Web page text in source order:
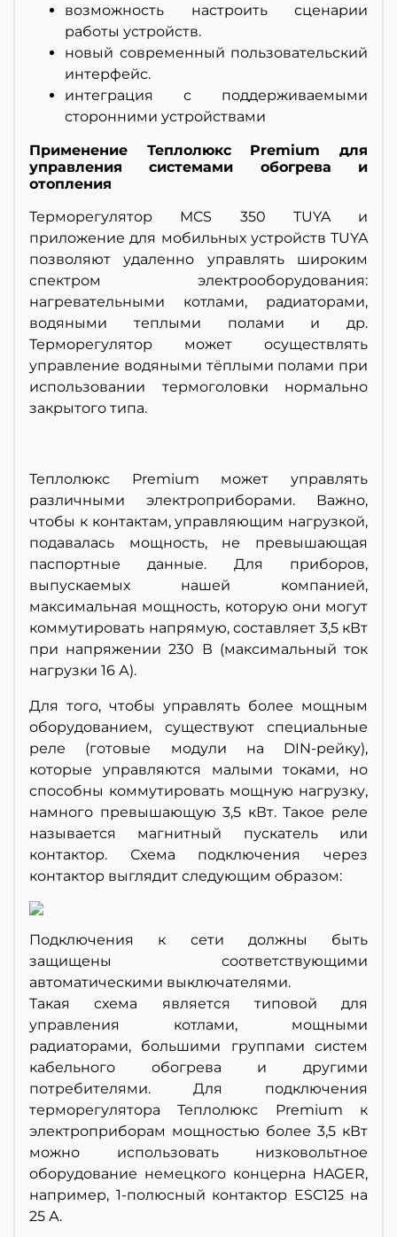
возможность настроить сценарии
работы устройств.
новый современный пользовательский
интерфейс.
интеграция с поддерживаемыми
сторонними устройствами
Применение Теплолюкс Premium для
управления системами обогрева и
отопления
Терморегулятор MCS 350 TUYA и
приложение для мобильных устройств TUYA
позволяют удаленно управлять широким
спектром электрооборудования:
нагревательными котлами, радиаторами,
водяными теплыми полами и др.
Терморегулятор может осуществлять
управление водяными тёплыми полами при
использовании термоголовки нормально
закрытого типа.
Теплолюкс Premium может управлять
различными электроприборами. Важно,
чтобы к контактам, управляющим нагрузкой,
подавалась мощность, не превышающая
паспортные данные. Для приборов,
выпускаемых нашей компанией,
максимальная мощность, которую они могут
коммутировать напрямую, составляет 3,5 кВт
при напряжении 230 В (максимальный ток
нагрузки 16 А).
Для того, чтобы управлять более мощным
оборудованием, существуют специальные
реле (готовые модули на DIN-рейку),
которые управляются малыми токами, но
способны коммутировать мощную нагрузку,
намного превышающую 3,5 кВт. Такое реле
называется магнитный пускатель или
контактор. Схема подключения через
контактор выглядит следующим образом:
Подключения к сети должны быть
защищены соответствующими
автоматическими выключателями.
Такая схема является типовой для
управления котлами, мощными
радиаторами, большими группами систем
кабельного обогрева и другими
потребителями. Для подключения
терморегулятора Теплолюкс Premium к
электроприборам мощностью более 3,5 кВт
можно использовать низковольтное
оборудование немецкого концерна HAGER,
например, 1-полюсный контактор ESC125 на
25 А.